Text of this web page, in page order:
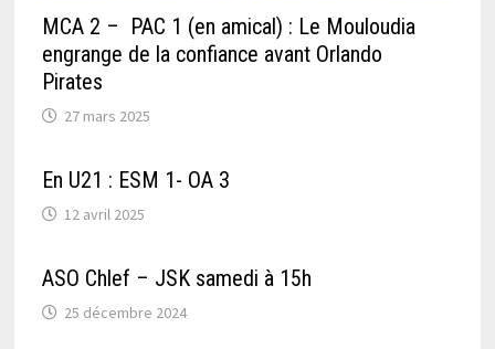
MCA 2 – PAC 1 (en amical) : Le Mouloudia
engrange de la confiance avant Orlando
Pirates
27 mars 2025
En U21 : ESM 1- OA 3
12 avril 2025
ASO Chlef – JSK samedi à 15h
25 décembre 2024